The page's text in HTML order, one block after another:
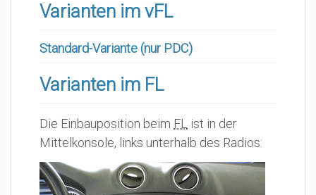
Varianten im vFL
Standard-Variante (nur PDC)
Varianten im FL
Die Einbauposition beim FL
ist in der
Mittelkonsole, links unterhalb des Radios: